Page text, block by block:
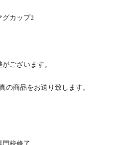
カップ2
ございます。
商品をお送り致します。